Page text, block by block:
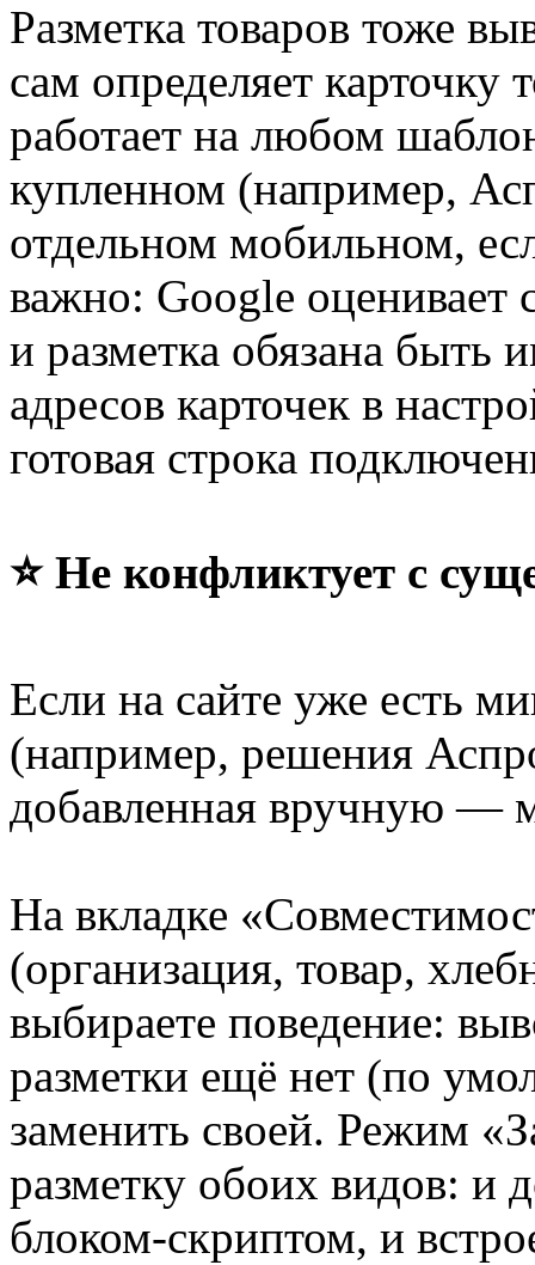
Разметка товаров тоже
сам определяет карточку
работает на любом
купленном (например,
отдельном мобильном,
важно: Google
и разметка обязана быть
адресов карточек в
готовая строка
⭐ Не конфликтует с
Если на сайте уже есть
(например, решения
добавленная вручную —
На вкладке
(организация, товар,
выбираете поведение:
разметки ещё нет (по
заменить своей. Режим
разметку обоих видов: и
блоком-скриптом, и